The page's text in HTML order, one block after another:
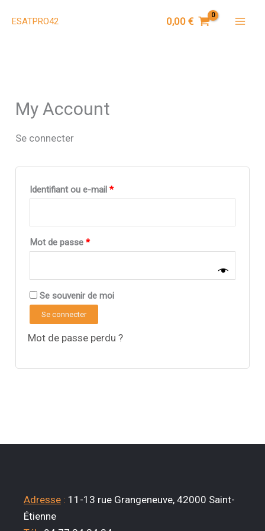
ESATPRO42 0,00€
My Account
Se connecter
Identifiant ou e-mail*Obligatoire
Mot de passe*Obligatoire
Se souvenir de moi
Se connecter
Mot de passe perdu ?
Adresse : 11-13 rue Grangeneuve, 42000 Saint-
Étienne